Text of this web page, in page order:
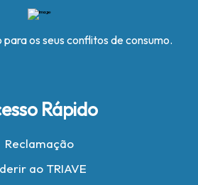
os seus conflitos de consumo.
Rápido
Reclamação
ao TRIAVE